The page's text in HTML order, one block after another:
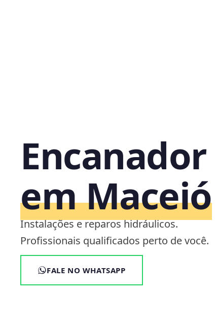
Encanador
em Maceió
Instalações e reparos hidráulicos.
Profissionais qualificados perto de você.
FALE NO WHATSAPP